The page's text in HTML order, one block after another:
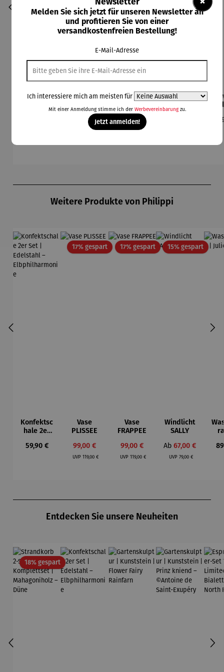
Terrassen
Gusseisen
Elektrisch
Handwär
mer
Regulärer Preis:
24,95 €
Fußsprude
faltbar
Regulärer Preis:
74,95 €
Feuerscha
Maryland
Weitere Produkte von Philippi
Konfektsc
hale 2er
Edelstahl
Regulärer Preis:
59,90 €
17% gespartRabatt
Vase
PLISSEE
Verkaufspreis:
99,00 €
UVPRegulärer Preis:
119,00 €
17% gespartRabatt
Vase
FRAPPEE
Verkaufspreis:
99,00 €
UVPRegulärer Preis:
119,00 €
15% gespartRabatt
Windlicht
SALLY
Verkaufspreis:
Ab67,00 €
UVP Regulärer Preis:
79,00 €
Entdecken Sie unsere Neuheiten
18% gespartRabatt
Melden Sie sich jetzt für unseren Newsletter an
und profitieren Sie von einer
versandkostenfreien Bestellung!
E-Mail-Adresse
Ich interessiere mich am meisten für
Mit einer Anmeldung stimme ich der Werbevereinbarungzu.
Jetzt anmelden!